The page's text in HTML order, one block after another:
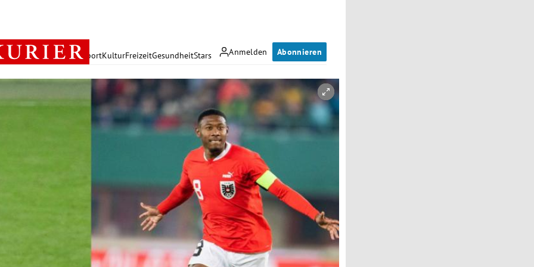
Anmelden Abonnieren
PolitikWirtschaft SportKulturFreizeitGesundheitStars